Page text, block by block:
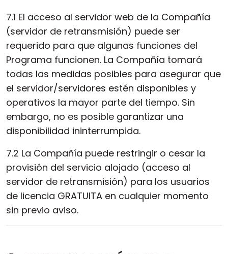
7.1 El acceso al servidor web de la Compañía
(servidor de retransmisión) puede ser
requerido para que algunas funciones del
Programa funcionen. La Compañía tomará
todas las medidas posibles para asegurar que
el servidor/servidores estén disponibles y
operativos la mayor parte del tiempo. Sin
embargo, no es posible garantizar una
disponibilidad ininterrumpida.
7.2 La Compañía puede restringir o cesar la
provisión del servicio alojado (acceso al
servidor de retransmisión) para los usuarios
de licencia GRATUITA en cualquier momento
sin previo aviso.